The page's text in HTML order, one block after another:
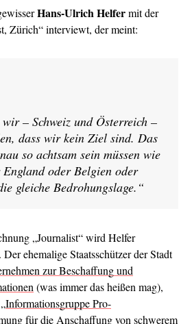
Hans-Ulrich Helfermit der
Zürich“ interviewt, der meint:
– Schweiz und Österreich –
dass wir kein Ziel sind. Das
so achtsam sein müssen wie
oder Belgien oder
gleiche Bedrohungslage.“
„Journalist“ wird Helfer
ehemalige Staatsschützer der Stadt
zur Beschaffung und
(was immer das heißen mag),
Informationsgruppe Pro-
für die Anschaffung von schwerem